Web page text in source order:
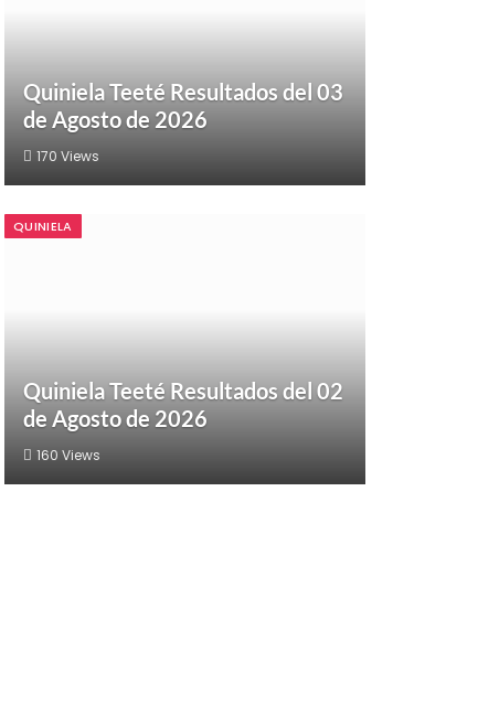
Quiniela Teeté Resultados del 03
de Agosto de 2026
170 Views
QUINIELA
Quiniela Teeté Resultados del 02
de Agosto de 2026
160 Views